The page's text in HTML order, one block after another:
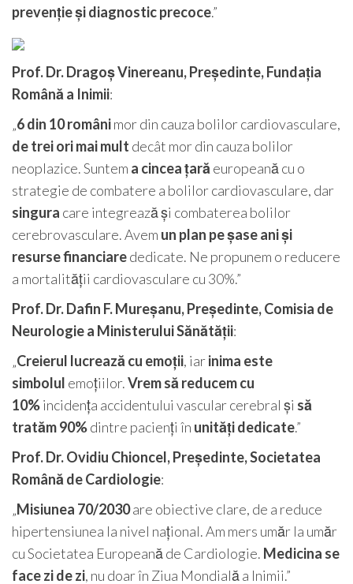
prevenție și diagnostic precoce.”
Prof. Dr. Dragoș Vinereanu, Președinte, Fundația
Română a Inimii:
„6 din 10 românimor din cauza bolilor cardiovasculare,
de trei ori mai mult decât mor din cauza bolilor
neoplazice. Suntem a cincea țară europeană cu o
strategie de combatere a bolilor cardiovasculare, dar
singura care integrează și combaterea bolilor
cerebrovasculare. Avem un plan pe șase ani și
resurse financiarededicate. Ne propunem o reducere
a mortalității cardiovasculare cu 30%.”
Prof. Dr. Dafin F. Mureșanu, Președinte, Comisia de
Neurologie a Ministerului Sănătății:
„Creierul lucrează cu emoții, iarinima este
simbolul emoțiilor.Vrem să reducem cu
10%incidența accidentului vascular cerebral și să
tratăm 90%dintre pacienți în unități dedicate.”
Prof. Dr. Ovidiu Chioncel, Președinte, Societatea
Română de Cardiologie:
„Misiunea 70/2030are obiective clare, de a reduce
hipertensiunea la nivel național. Am mers umăr la umăr
cu Societatea Europeană de Cardiologie. Medicina se
face zi de zi, nu doar în Ziua Mondială a Inimii.”